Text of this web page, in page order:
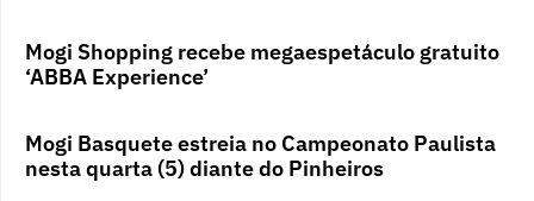
Mogi Shopping recebe megaespetáculo gratuito
‘ABBA Experience’
Mogi Basquete estreia no Campeonato Paulista
nesta quarta (5) diante do Pinheiros